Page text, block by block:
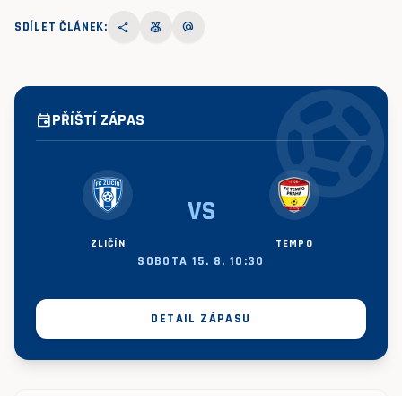
SDÍLET ČLÁNEK: share social_leaderboard alternate_email
eventPŘÍŠTÍ ZÁPAS
ZLIČÍN
VS
TEMPO
SOBOTA 15. 8. 10:30
DETAIL ZÁPASU